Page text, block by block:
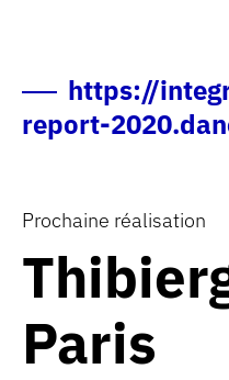
https://
report-
Prochaine réalisation
Paris
<br/